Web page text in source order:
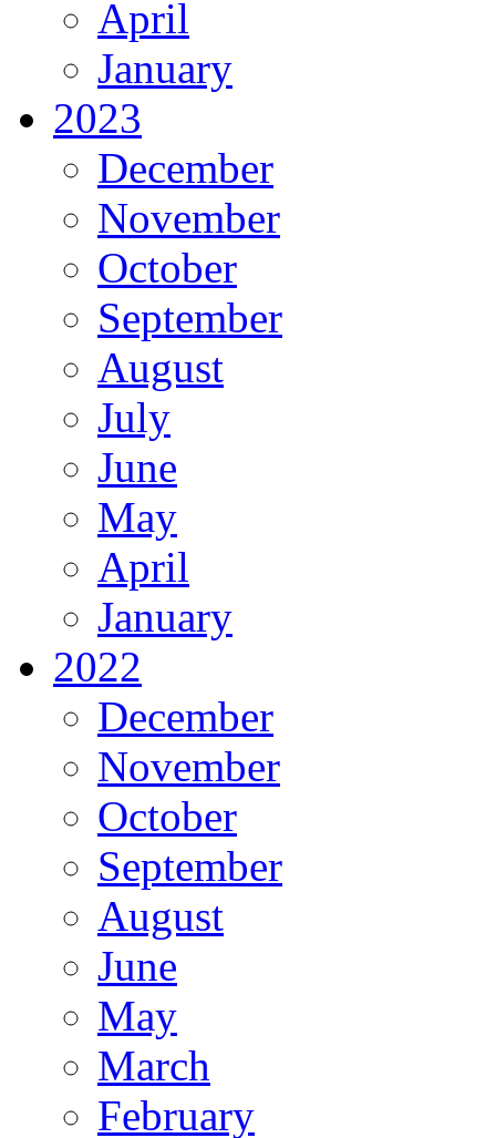
April
January
2023
December
November
October
September
August
July
June
May
April
January
2022
December
November
October
September
August
June
May
March
February